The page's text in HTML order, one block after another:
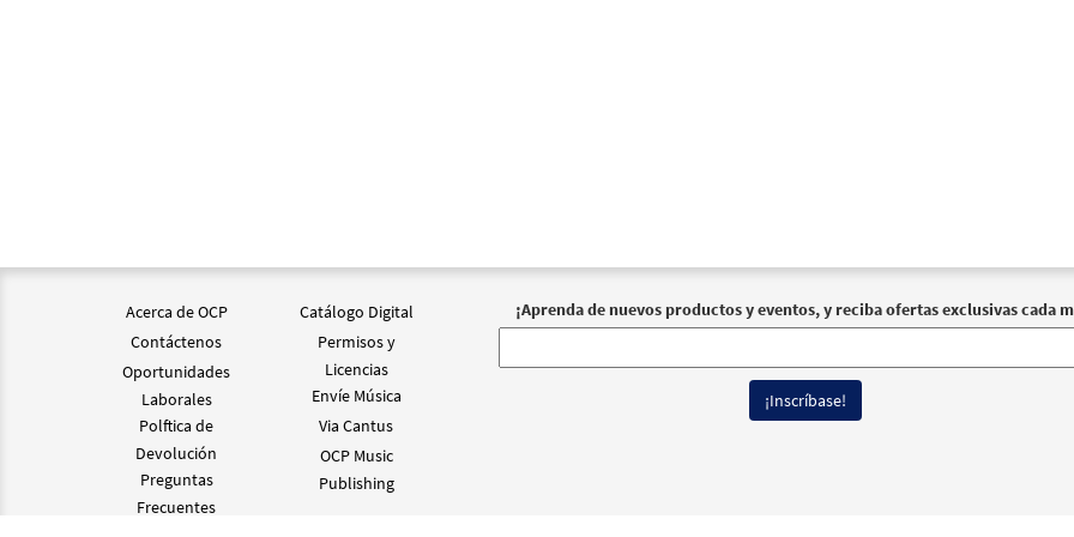
Acerca de OCP
Contáctenos
Oportunidades
Laborales
Polftica de
Devolución
Preguntas
Frecuentes
Catálogo Digital
Permisos y
Licencias
Envíe Música
Via Cantus
OCP Music
Publishing
¡Aprenda de nuevos productos y eventos, y reciba ofertas exclusivas cada